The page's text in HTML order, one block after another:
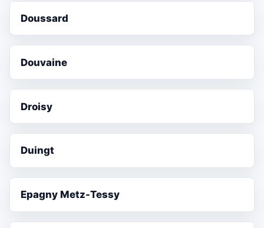
Doussard
Douvaine
Droisy
Duingt
Epagny Metz-Tessy